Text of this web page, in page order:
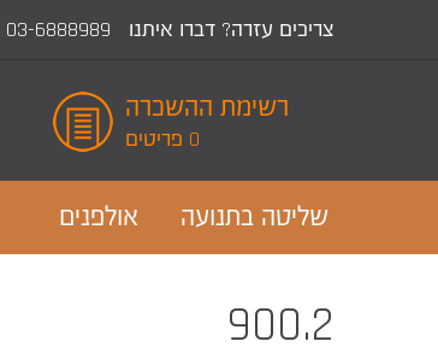
צריכים עזרה? דברו איתנו 03-6888989
רשימת ההשכרה
0 פריטים
אולפנים שליטה בתנועה
900.2